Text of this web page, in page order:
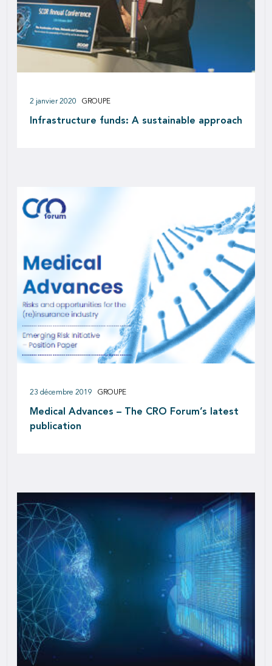
Infrastructure funds: A sustainable approach
2 janvier 2020 GROUPE
Medical Advances – The CRO Forum’s latest
publication
23 décembre 2019 GROUPE